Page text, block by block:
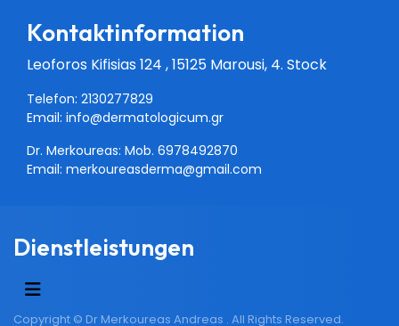
Kontaktinformation
Leoforos Kifisias 124 , 15125 Marousi, 4. Stock
Telefon: 2130277829
Email: info@dermatologicum.gr
Dr. Merkoureas: Mob. 6978492870
Email: merkoureasderma@gmail.com
Dienstleistungen
Copyright © Dr Merkoureas Andreas . All Rights Reserved.